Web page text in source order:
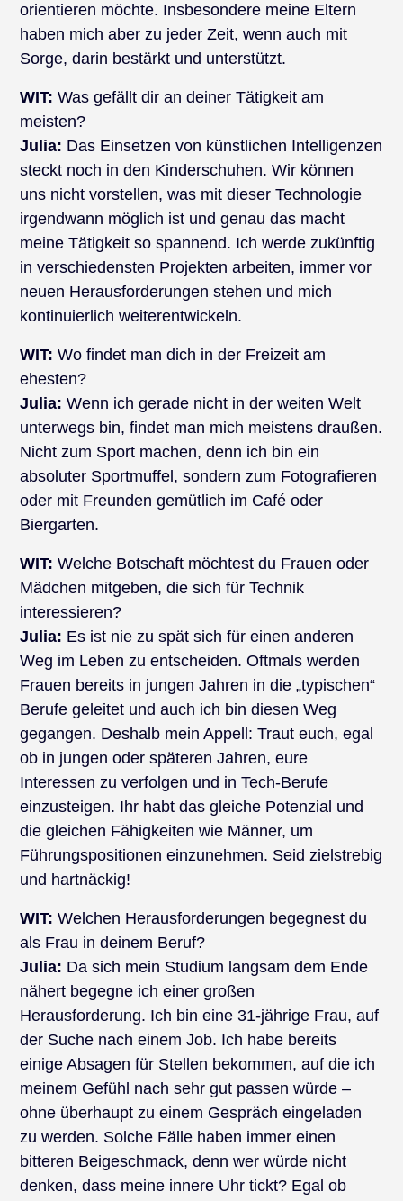
orientieren möchte. Insbesondere meine Eltern
haben mich aber zu jeder Zeit, wenn auch mit
Sorge, darin bestärkt und unterstützt.
WIT: Was gefällt dir an deiner Tätigkeit am
meisten?
Julia: Das Einsetzen von künstlichen Intelligenzen
steckt noch in den Kinderschuhen. Wir können
uns nicht vorstellen, was mit dieser Technologie
irgendwann möglich ist und genau das macht
meine Tätigkeit so spannend. Ich werde zukünftig
in verschiedensten Projekten arbeiten, immer vor
neuen Herausforderungen stehen und mich
kontinuierlich weiterentwickeln.
WIT: Wo findet man dich in der Freizeit am
ehesten?
Julia: Wenn ich gerade nicht in der weiten Welt
unterwegs bin, findet man mich meistens draußen.
Nicht zum Sport machen, denn ich bin ein
absoluter Sportmuffel, sondern zum Fotografieren
oder mit Freunden gemütlich im Café oder
Biergarten.
WIT: Welche Botschaft möchtest du Frauen oder
Mädchen mitgeben, die sich für Technik
interessieren?
Julia: Es ist nie zu spät sich für einen anderen
Weg im Leben zu entscheiden. Oftmals werden
Frauen bereits in jungen Jahren in die „typischen“
Berufe geleitet und auch ich bin diesen Weg
gegangen. Deshalb mein Appell: Traut euch, egal
ob in jungen oder späteren Jahren, eure
Interessen zu verfolgen und in Tech-Berufe
einzusteigen. Ihr habt das gleiche Potenzial und
die gleichen Fähigkeiten wie Männer, um
Führungspositionen einzunehmen. Seid zielstrebig
und hartnäckig!
WIT: Welchen Herausforderungen begegnest du
als Frau in deinem Beruf?
Julia: Da sich mein Studium langsam dem Ende
nähert begegne ich einer großen
Herausforderung. Ich bin eine 31-jährige Frau, auf
der Suche nach einem Job. Ich habe bereits
einige Absagen für Stellen bekommen, auf die ich
meinem Gefühl nach sehr gut passen würde –
ohne überhaupt zu einem Gespräch eingeladen
zu werden. Solche Fälle haben immer einen
bitteren Beigeschmack, denn wer würde nicht
denken, dass meine innere Uhr tickt? Egal ob